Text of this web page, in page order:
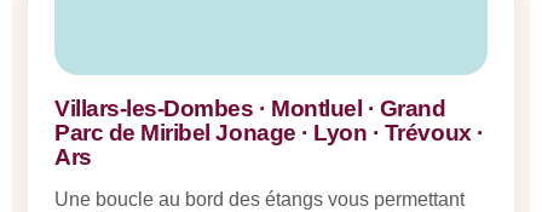
Villars-les-Dombes · Montluel · Grand
Parc de Miribel Jonage · Lyon · Trévoux ·
Ars
Une boucle au bord des étangs vous permettant